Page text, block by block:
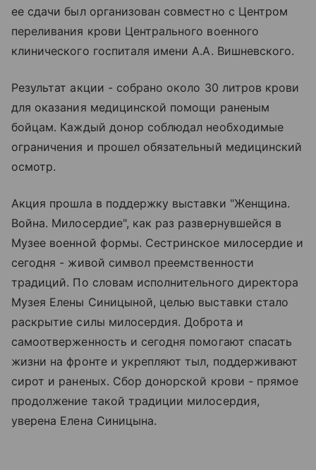
ее сдачи был организован совместно с Центром
переливания крови Центрального военного
клинического госпиталя имени А.А. Вишневского.
Результат акции - собрано около 30 литров крови
для оказания медицинской помощи раненым
бойцам. Каждый донор соблюдал необходимые
ограничения и прошел обязательный медицинский
осмотр.
Акция прошла в поддержку выставки "Женщина.
Война. Милосердие", как раз развернувшейся в
Музее военной формы. Сестринское милосердие и
сегодня - живой символ преемственности
традиций. По словам исполнительного директора
Музея Елены Синицыной, целью выставки стало
раскрытие силы милосердия. Доброта и
самоотверженность и сегодня помогают спасать
жизни на фронте и укрепляют тыл, поддерживают
сирот и раненых. Сбор донорской крови - прямое
продолжение такой традиции милосердия,
уверена Елена Синицына.